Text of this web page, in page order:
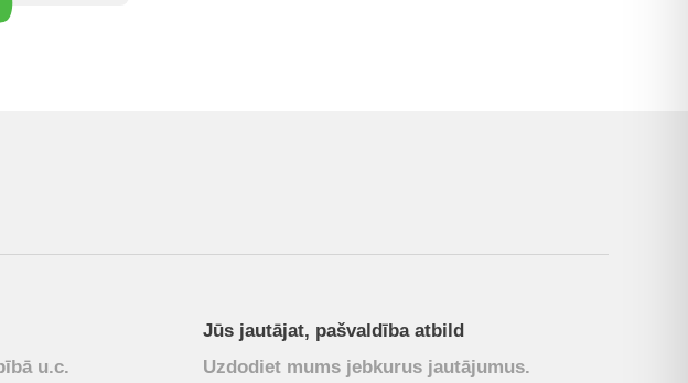
u.c.
Jūs jautājat, pašvaldība atbild
Uzdodiet mums jebkurus jautājumus.